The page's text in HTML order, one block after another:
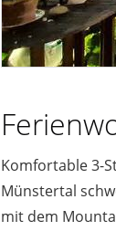
Komfortable 3-
Münstertal
mit dem